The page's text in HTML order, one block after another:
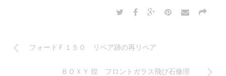
フォードＦ１５０ リペア跡の再リペア
ＢＯＸＹ 煌 フロントガラス飛び石修理